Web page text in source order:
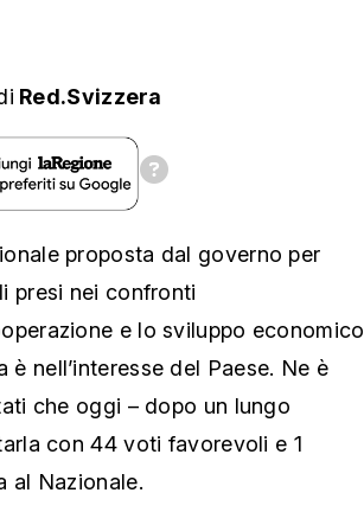
Red.Svizzera
proposta dal governo per
presi nei confronti
e lo sviluppo economico
è nell’interesse del Paese. Ne è
che oggi – dopo un lungo
con 44 voti favorevoli e 1
al Nazionale.